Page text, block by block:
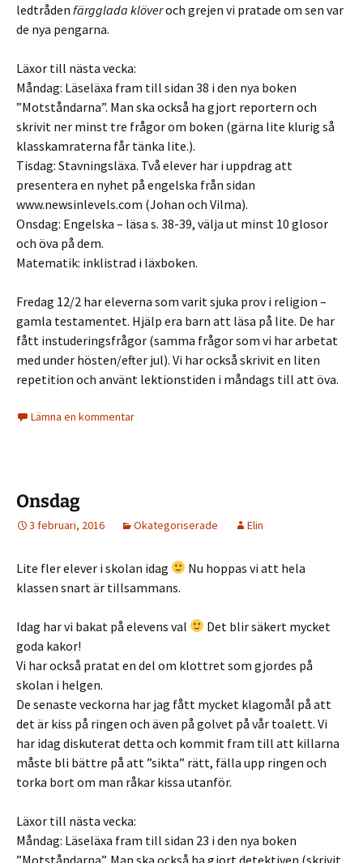
ledtråden färgglada klöveroch grejen vi pratade om sen var
de nya pengarna.
Läxor till nästa vecka:
Måndag: Läseläxa fram till sidan 38 i den nya boken
”Motståndarna”. Man ska också ha gjort reportern och
skrivit ner minst tre frågor om boken (gärna lite klurig så
klasskamraterna får tänka lite.).
Tisdag: Stavningsläxa. Två elever har i uppdrag att
presentera en nyhet på engelska från sidan
www.newsinlevels.com (Johan och Vilma).
Onsdag: Engelska – läsa s. 38-39, välja ut minst 10 glosor
och öva på dem.
Matematik: inklistrad i läxboken.
Fredag 12/2 har eleverna som varit sjuka prov i religion –
gamla testamentet. Hjälp era barn att läsa på lite. De har
fått instuderingsfrågor (samma frågor som vi har arbetat
med under hösten/efter jul). Vi har också skrivit en liten
repetition och använt lektionstiden i måndags till att öva.
Lämna en kommentar
Onsdag
3 februari, 2016 Okategoriserade Elin
Lite fler elever i skolan idag
Nu hoppas vi att hela
klassen snart är tillsammans.
Idag har vi bakat på elevens val
Det blir säkert mycket
goda kakor!
Vi har också pratat en del om klottret som gjordes på
skolan i helgen.
De senaste veckorna har jag fått mycket klagomål på att
det är kiss på ringen och även på golvet på vår toalett. Vi
har idag diskuterat detta och kommit fram till att killarna
måste bli bättre på att ”sikta” rätt, fälla upp ringen och
torka bort om man råkar kissa utanför.
Läxor till nästa vecka:
Måndag: Läseläxa fram till sidan 23 i den nya boken
”Motståndarna”. Man ska också ha gjort detektiven (skrivit